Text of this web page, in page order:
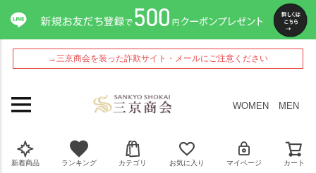
→三京商会を装った詐欺サイト・メールにご注意ください
WOMEN MEN
新着商品 ランキング カテゴリ お気に入り マイページ カート
ペー
ジト
ップ
へ